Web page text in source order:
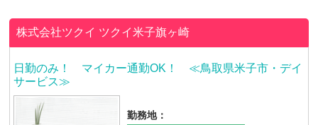
株式会社ツクイ ツクイ米子旗ヶ崎
日勤のみ！ マイカー通勤OK！ ≪鳥取県米子市・デイ
サービス≫
勤務地：